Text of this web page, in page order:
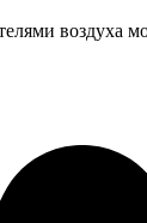
воздуха